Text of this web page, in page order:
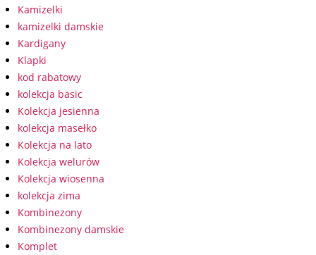
Kamizelki
kamizelki damskie
Kardigany
Klapki
kod rabatowy
kolekcja basic
Kolekcja jesienna
kolekcja masełko
Kolekcja na lato
Kolekcja welurów
Kolekcja wiosenna
kolekcja zima
Kombinezony
Kombinezony damskie
Komplet